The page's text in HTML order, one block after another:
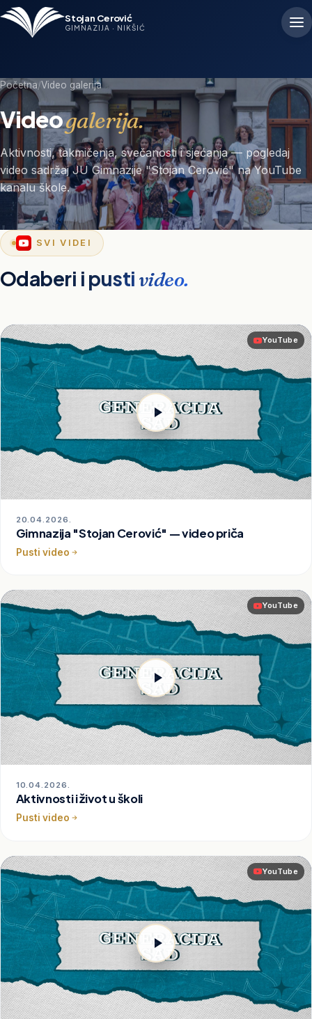
Stojan Cerović
GIMNAZIJA · NIKŠIĆ
Početna/Video galerija
Videogalerija.
Aktivnosti, takmičenja, svečanosti i sjećanja — pogledaj
video sadržaj JU Gimnazije "Stojan Cerović" na YouTube
kanalu škole.
SVI VIDEI
Odaberi i pusti video.
YouTube
20.04.2026.
Gimnazija "Stojan Cerović" — video priča
Pusti video
YouTube
10.04.2026.
Aktivnosti i život u školi
Pusti video
YouTube